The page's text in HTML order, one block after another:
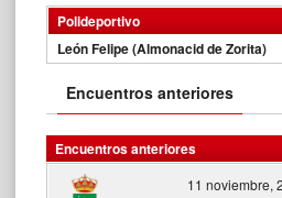
Polideportivo
León Felipe (Almonacid de Zorita)
Encuentros anteriores
Encuentros anteriores
11 noviembre,